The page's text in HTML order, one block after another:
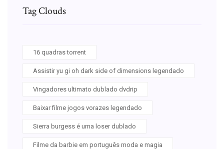
Tag Clouds
16 quadras torrent
Assistir yu gi oh dark side of dimensions legendado
Vingadores ultimato dublado dvdrip
Baixar filme jogos vorazes legendado
Sierra burgess é uma loser dublado
Filme da barbie em português moda e magia